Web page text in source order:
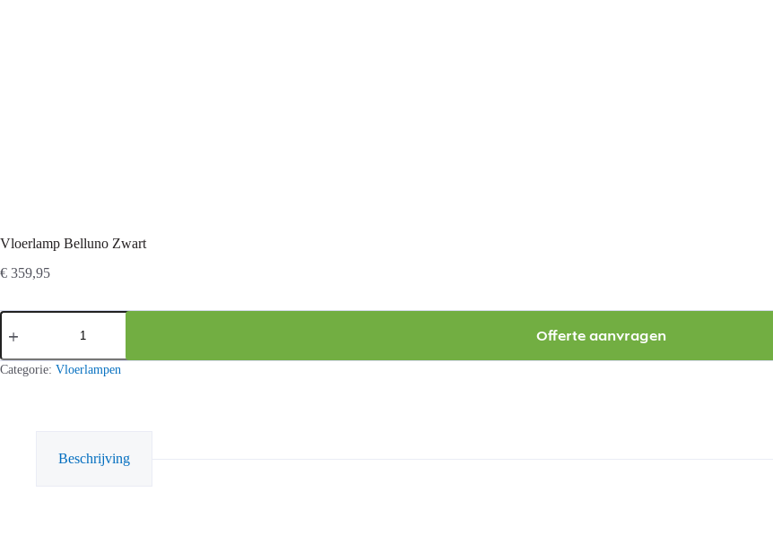
Vloerlamp Belluno Zwart
€ 359,95
Vloerlamp
Belluno
aantal
Offerte aanvragen
Categorie: Vloerlampen
Beschrijving